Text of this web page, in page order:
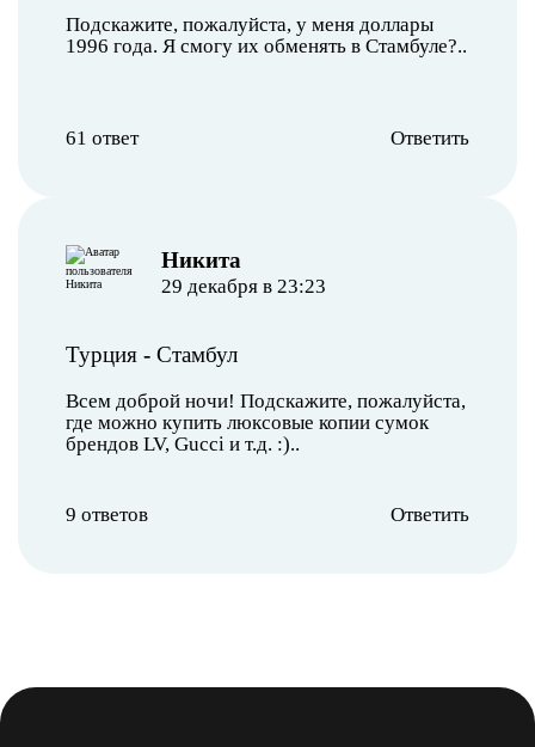
Подскажите, пожалуйста, у меня доллары
1996 года. Я смогу их обменять в Стамбуле?..
61 ответ Ответить
Никита
29 декабря в 23:23
Турция - Стамбул
Всем доброй ночи! Подскажите, пожалуйста,
где можно купить люксовые копии сумок
брендов LV, Gucci и т.д. :)..
9 ответов Ответить